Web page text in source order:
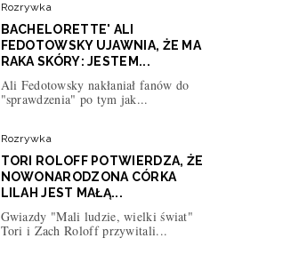
Rozrywka
BACHELORETTE' ALI
FEDOTOWSKY UJAWNIA, ŻE MA
RAKA SKÓRY: JESTEM...
Ali Fedotowsky nakłaniał fanów do
"sprawdzenia" po tym jak...
Rozrywka
TORI ROLOFF POTWIERDZA, ŻE
NOWONARODZONA CÓRKA
LILAH JEST MAŁĄ...
Gwiazdy "Mali ludzie, wielki świat"
Tori i Zach Roloff przywitali...